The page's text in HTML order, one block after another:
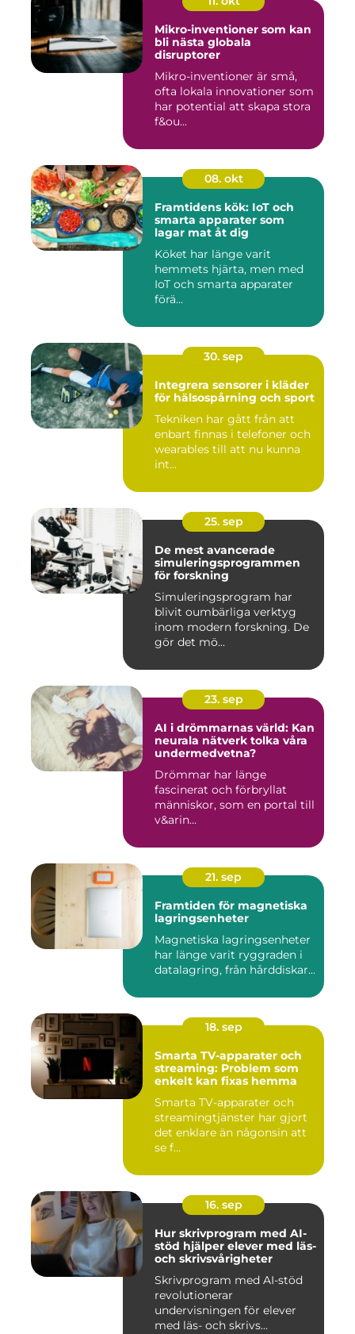
Mikro-inventioner som kan
bli nästa globala
disruptorer
Mikro-inventioner är små,
ofta lokala innovationer som
har potential att skapa stora
f&ou...
08. okt
Framtidens kök: IoT och
smarta apparater som
lagar mat åt dig
Köket har länge varit
hemmets hjärta, men med
IoT och smarta apparater
förä...
30. sep
Integrera sensorer i kläder
för hälsospårning och sport
Tekniken har gått från att
enbart finnas i telefoner och
wearables till att nu kunna
int...
25. sep
De mest avancerade
simuleringsprogrammen
för forskning
Simuleringsprogram har
blivit oumbärliga verktyg
inom modern forskning. De
gör det mö...
23. sep
AI i drömmarnas värld: Kan
neurala nätverk tolka våra
undermedvetna?
Drömmar har länge
fascinerat och förbryllat
människor, som en portal till
v&arin...
21. sep
Framtiden för magnetiska
lagringsenheter
Magnetiska lagringsenheter
har länge varit ryggraden i
datalagring, från hårddiskar...
18. sep
Smarta TV-apparater och
streaming: Problem som
enkelt kan fixas hemma
Smarta TV-apparater och
streamingtjänster har gjort
det enklare än någonsin att
se f...
16. sep
Hur skrivprogram med AI-
stöd hjälper elever med läs-
och skrivsvårigheter
Skrivprogram med AI-stöd
revolutionerar
undervisningen för elever
med läs- och skrivs...